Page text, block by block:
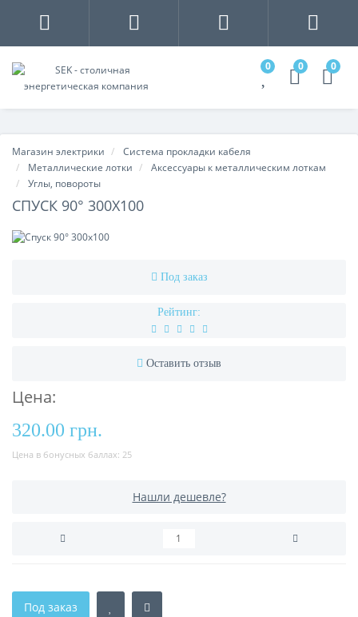
0 0 0
Магазин электрики
Система прокладки кабеля
Металлические лотки
Аксессуары к металлическим лоткам
Углы, повороты
СПУСК 90° 300Х100
Под заказ
Рейтинг:
Оставить отзыв
Цена:
320.00 грн.
Цена в бонусных баллах: 25
Нашли дешевле?
Под заказ